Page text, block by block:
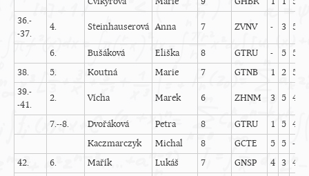
36.-
-37.
4. Steinhauserová Anna 7 ZVNV - 3 5
6. Bušáková Eliška 8 GTRU - 5 5
38.
5. Koutná Marie 7 GTNB 1 2 5
39.-
-41.
2. Vícha Marek 6 ZHNM 3 5 4
7.--8. Dvořáková Petra 8 GTRU 1 5 4
Kaczmarczyk
Michal 8 GCTE 5 5 -
42.
6. Mařík Lukáš 7 GNSP 4 3 4